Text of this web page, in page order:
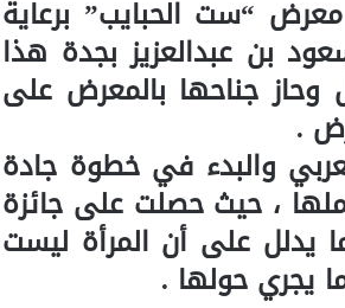
“ست الحبايب” برعاية
بن عبدالعزيز بجدة هذا
وحاز جناحها بالمعرض على
.
والبدء في خطوة جادة
، حيث حصلت على جائزة
يدلل على أن المرأة ليست
يجري حولها .